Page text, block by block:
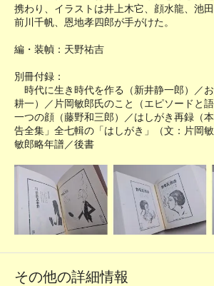
携わり、イラストは井上木它、顔水龍、池田
前川千帆、恩地孝四郎が手がけた。
編・装幀：天野祐吉
別冊付録：
時代に生き時代を作る（新井静一郎）／
耕一）／片岡敏郎氏のこと（エピソードと
一つの顔（藤野和三郎）／はしがき再録（
告全集」全七輯の「はしがき」（文：片岡
敏郎略年譜／後書
その他の詳細情報